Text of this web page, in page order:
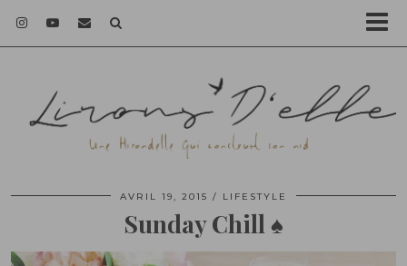
AVRIL 19, 2015 LIFESTYLE
Sunday Chill ♠